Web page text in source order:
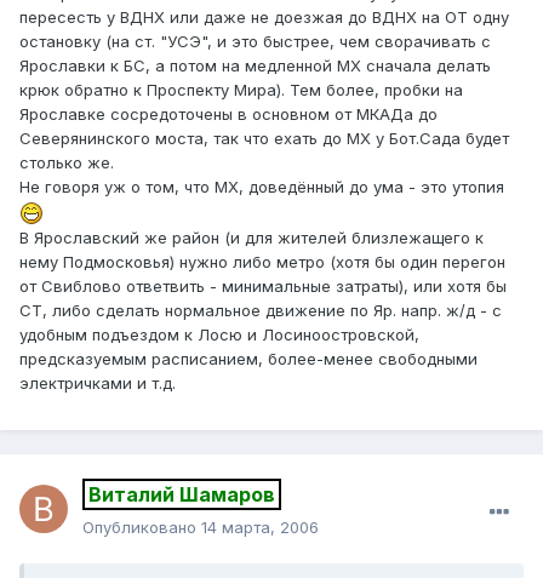
пересесть у ВДНХ или даже не доезжая до ВДНХ на ОТ одну
остановку (на ст. "УСЭ", и это быстрее, чем сворачивать с
Ярославки к БС, а потом на медленной МХ сначала делать
крюк обратно к Проспекту Мира). Тем более, пробки на
Ярославке сосредоточены в основном от МКАДа до
Северянинского моста, так что ехать до МХ у Бот.Сада будет
столько же.
Не говоря уж о том, что МХ, доведённый до ума - это утопия
В Ярославский же район (и для жителей близлежащего к
нему Подмосковья) нужно либо метро (хотя бы один перегон
от Свиблово ответвить - минимальные затраты), или хотя бы
СТ, либо сделать нормальное движение по Яр. напр. ж/д - с
удобным подъездом к Лосю и Лосиноостровской,
предсказуемым расписанием, более-менее свободными
электричками и т.д.
Виталий Шамаров
Опубликовано 14 марта, 2006